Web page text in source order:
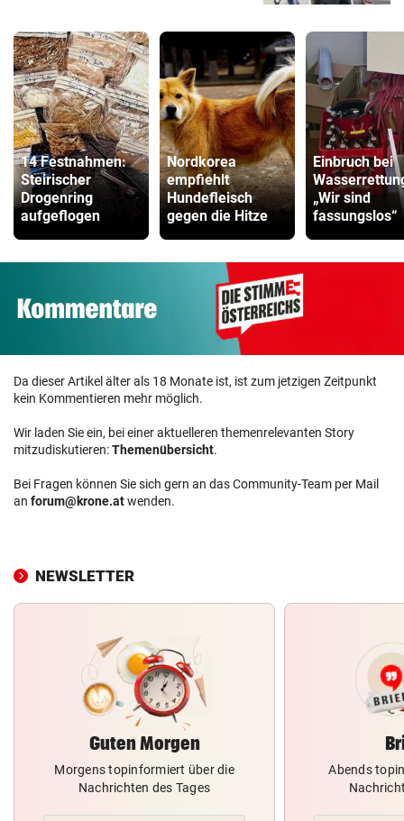
14 Festnahmen:
Steirischer
Drogenring
aufgeflogen
Nordkorea
empfiehlt
Hundefleisch
gegen die Hitze
Einbruch bei
„Wir sind
fassungslos“
Da dieser Artikel älter als 18 Monate ist, ist zum jetzigen Zeitpunkt
kein Kommentieren mehr möglich.
Wir laden Sie ein, bei einer aktuelleren themenrelevanten Story
mitzudiskutieren:Themenübersicht.
Bei Fragen können Sie sich gern an das Community-Team per Mail
an forum@krone.atwenden.
NEWSLETTER
Guten Morgen
Morgens topinformiert über die
Nachrichten des Tages
Abends